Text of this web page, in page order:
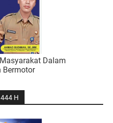
Dalam
Bermotor
H